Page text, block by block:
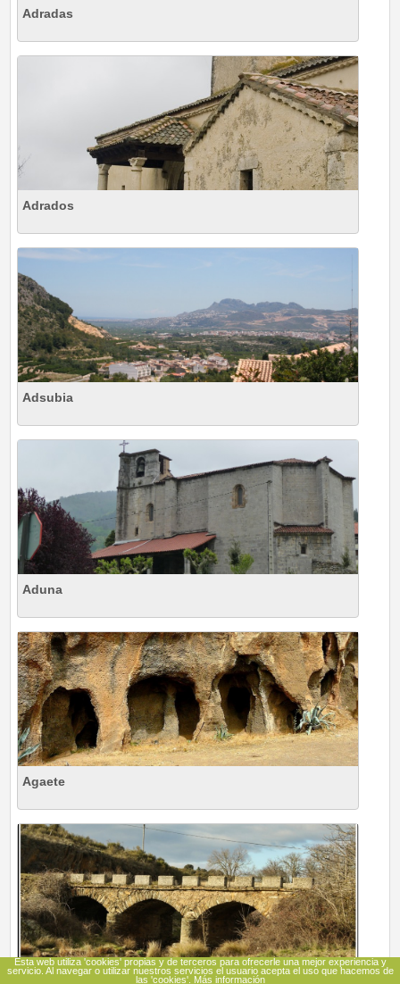
Adradas
Adrados
Adsubia
Aduna
Agaete
Agallas
Esta web utiliza 'cookies' propias y de terceros para ofrecerle una mejor experiencia y
servicio. Al navegar o utilizar nuestros servicios el usuario acepta el uso que hacemos de
las 'cookies'. Más información